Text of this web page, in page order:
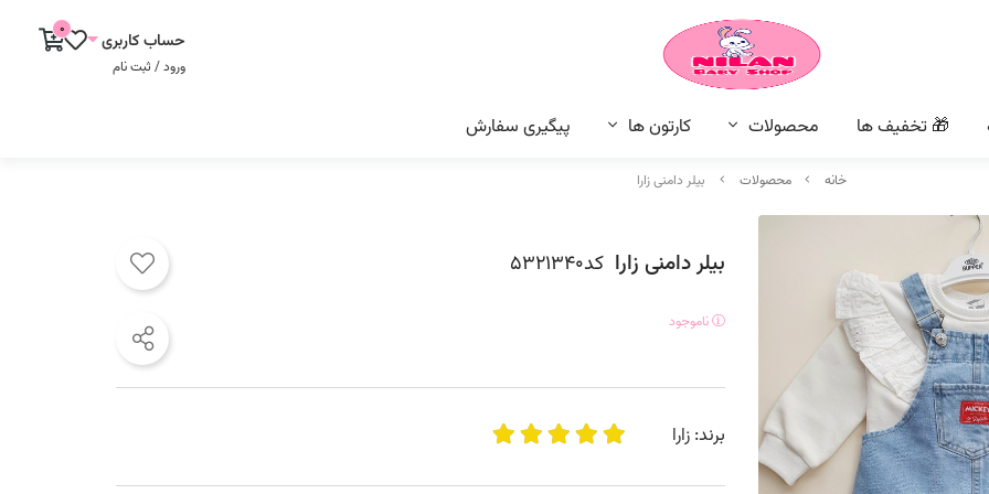
حساب کاربری
ورود / ثبت نام
0
🎁 تخفیف ها محصولات کارتون ها پیگیری سفارش
خانه محصولات بیلر دامنی زارا
بیلر دامنی زارا کد
ناموجود
برند: زارا